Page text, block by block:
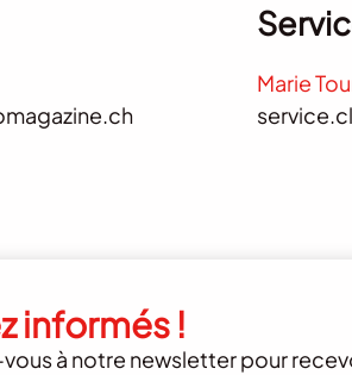
Marie
informés !
à notre newsletter pour